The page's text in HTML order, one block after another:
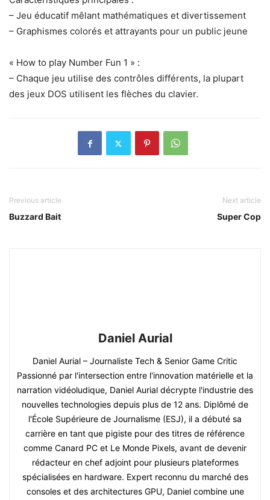
– Jeu éducatif mêlant mathématiques et divertissement
– Graphismes colorés et attrayants pour un public jeune
« How to play Number Fun 1 » :
– Chaque jeu utilise des contrôles différents, la plupart
des jeux DOS utilisent les flèches du clavier.
Previous article
Buzzard Bait
Next article
Super Cop
Daniel Aurial
Daniel Aurial – Journaliste Tech & Senior Game Critic
Passionné par l'intersection entre l'innovation matérielle et la
narration vidéoludique, Daniel Aurial décrypte l'industrie des
nouvelles technologies depuis plus de 12 ans. Diplômé de
l'École Supérieure de Journalisme (ESJ), il a débuté sa
carrière en tant que pigiste pour des titres de référence
comme Canard PC et Le Monde Pixels, avant de devenir
rédacteur en chef adjoint pour plusieurs plateformes
spécialisées en hardware. Expert reconnu du marché des
consoles et des architectures GPU, Daniel combine une